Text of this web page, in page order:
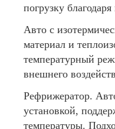
погрузку
Авто с
материал и
температурный
внешнего
Рефрижератор.
установкой,
температуры.